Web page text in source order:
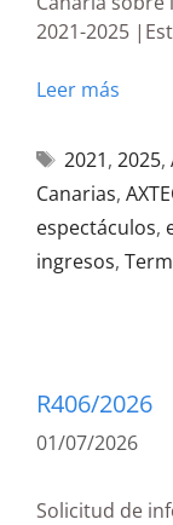
2021-2025
Leer más
2021, 2025,
Canarias,
espectáculos,
ingresos,
R406/2026
01/07/2026
Solicitud de